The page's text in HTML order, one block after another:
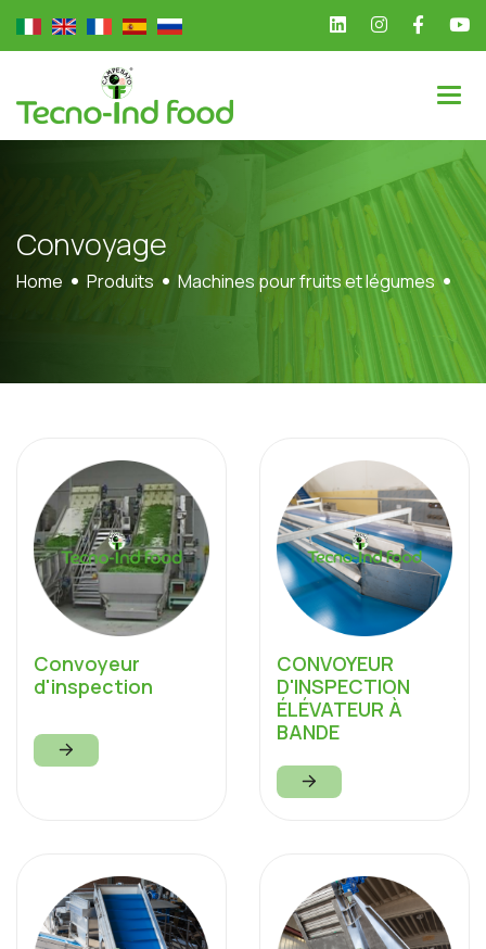
Convoyage
Home Produits Machines pour fruits et légumes
Convoyeur
d'inspection
CONVOYEUR
D'INSPECTION
ÉLÉVATEUR À
BANDE